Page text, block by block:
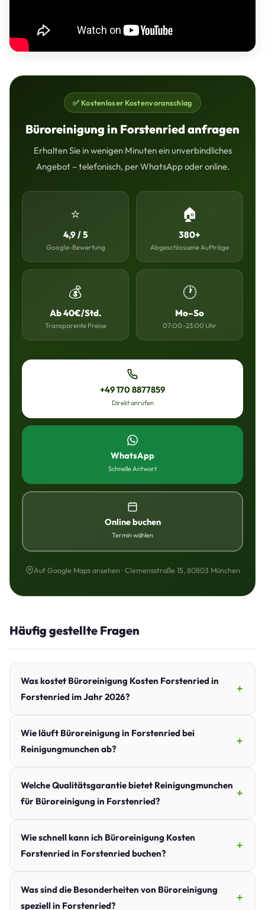
✅ Kostenloser Kostenvoranschlag
Büroreinigung in Forstenried anfragen
Erhalten Sie in wenigen Minuten ein unverbindliches
Angebot – telefonisch, per WhatsApp oder online.
⭐
4,9 / 5
Google-Bewertung
🏠
380+
Abgeschlossene Aufträge
💰
Ab 40€/Std.
Transparente Preise
🕐
Mo–So
07:00–23:00 Uhr
+49 170 8877859
Direkt anrufen
WhatsApp
Schnelle Antwort
Online buchen
Termin wählen
Auf Google Maps ansehen · Clemensstraße 15, 80803 München
Häufig gestellte Fragen
Was kostet Büroreinigung Kosten Forstenried in
Forstenried im Jahr 2026?
Wie läuft Büroreinigung in Forstenried bei
Reinigungmunchen ab?
Welche Qualitätsgarantie bietet Reinigungmunchen
für Büroreinigung in Forstenried?
Wie schnell kann ich Büroreinigung Kosten
Forstenried in Forstenried buchen?
Was sind die Besonderheiten von Büroreinigung
speziell in Forstenried?